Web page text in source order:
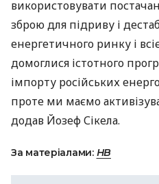
використовувати
зброю для підриву і
енергетичного ринку і
домоглися істотного
імпорту російських
проте ми маємо
додав Йозеф Сікела.
За матеріалами: НВ